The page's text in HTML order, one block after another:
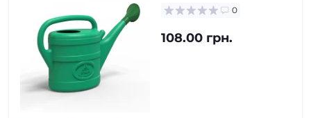
0
108.00 грн.